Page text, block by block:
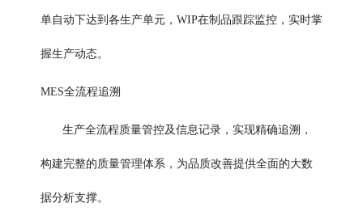
单自动下达到各生产单元，WIP在制品跟踪监控，实时掌
握生产动态。
MES全流程追溯
生产全流程质量管控及信息记录，实现精确追溯，
构建完整的质量管理体系，为品质改善提供全面的大数
据分析支撑。